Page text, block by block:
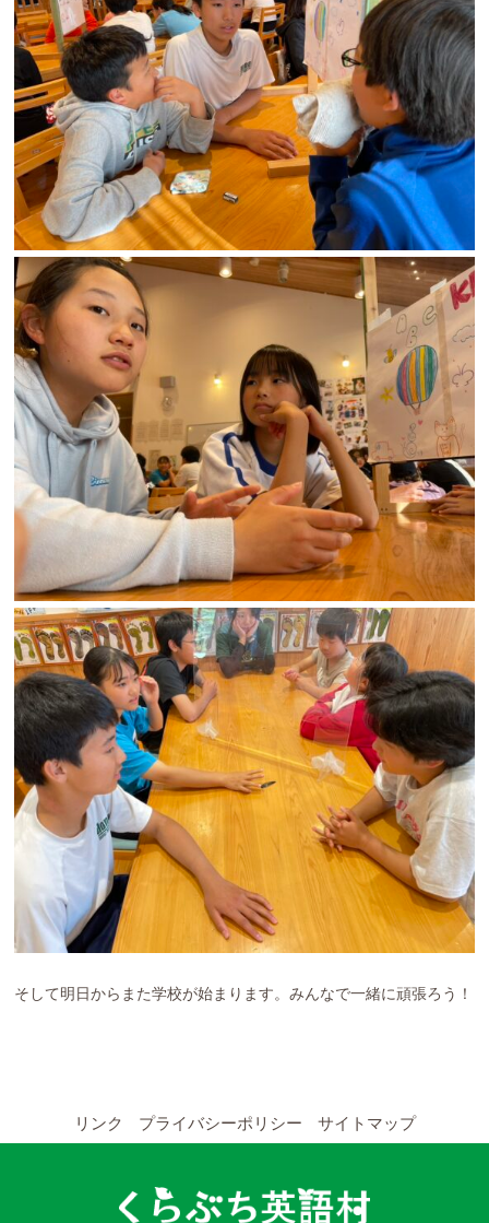
そして明日からまた学校が始まります。みんなで一緒に頑張ろう！
リンク プライバシーポリシー サイトマップ